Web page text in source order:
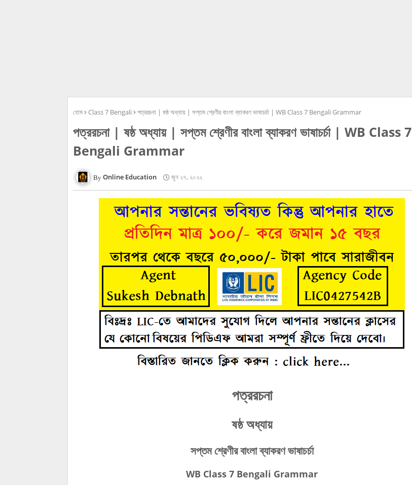
হোম Class 7 Bengali পত্ররচনা | ষষ্ঠ অধ্যায় | সপ্তম শ্রেণীর বাংলা ব্যাকরণ ভাষাচর্চা | WB Class 7 Bengali Grammar
পত্ররচনা | ষষ্ঠ অধ্যায় | সপ্তম শ্রেণীর বাংলা ব্যাকরণ ভাষাচর্চা | WB Class 7
Bengali Grammar
Online Education জুন ২৭, ২০২২
পত্ররচনা
ষষ্ঠ অধ্যায়
সপ্তম শ্রেণীর বাংলা ব্যাকরণ ভাষাচর্চা
WB Class 7 Bengali Grammar